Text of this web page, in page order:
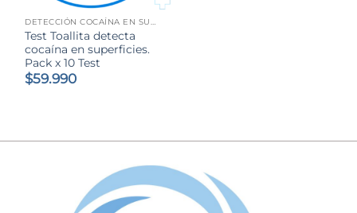
DETECCIÓN COCAÍNA EN SUPERFICIE
Test Toallita detecta
cocaína en superficies.
Pack x 10 Test
$59.990